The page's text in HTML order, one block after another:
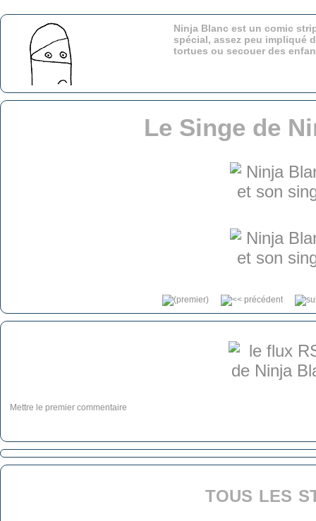
Ninja Blanc est un comic
spécial, assez peu impliqué
tortues ou secouer des
Le Singe de
Mettre le premier commentaire
tous les